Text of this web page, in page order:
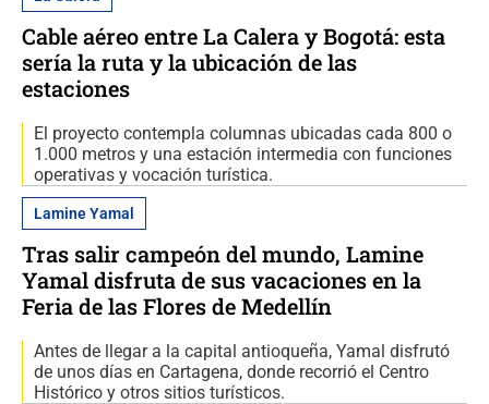
Cable aéreo entre La Calera y Bogotá: esta
sería la ruta y la ubicación de las
estaciones
El proyecto contempla columnas ubicadas cada 800 o
1.000 metros y una estación intermedia con funciones
operativas y vocación turística.
Lamine Yamal
Tras salir campeón del mundo, Lamine
Yamal disfruta de sus vacaciones en la
Feria de las Flores de Medellín
Antes de llegar a la capital antioqueña, Yamal disfrutó
de unos días en Cartagena, donde recorrió el Centro
Histórico y otros sitios turísticos.